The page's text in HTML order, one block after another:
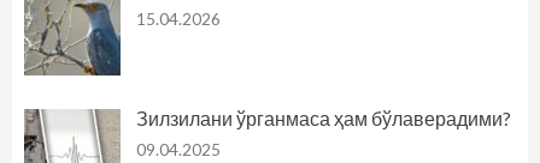
15.04.2026
Зилзилани ўрганмаса ҳам бўлаверадими?
09.04.2025